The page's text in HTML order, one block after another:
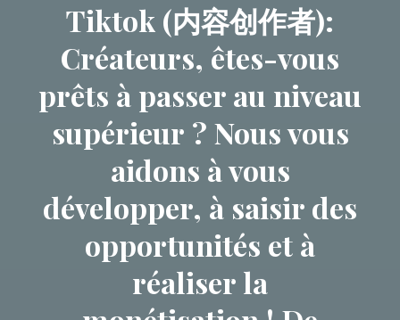
Tiktok (内容创作者):
Créateurs, êtes-vous
prêts à passer au niveau
supérieur ? Nous vous
aidons à vous
développer, à saisir des
opportunités et à
réaliser la